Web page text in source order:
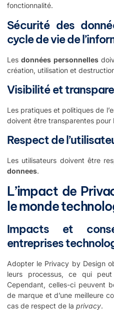
fonctionnalité.
Sécurité des
cycle de vie de
Lesdonnées personnelles
création, utilisation et
Visibilité et
Les pratiques et politiques de
doivent être transparentes pour
Respect de
Les utilisateurs doivent être
donnees.
L’impact de
le monde
Impacts et
entreprises
Adopter le Privacy by Design
leurs processus, ce qui
Cependant, celles-ci peuvent
de marque et d’une meilleure
cas de respect de la privacy.